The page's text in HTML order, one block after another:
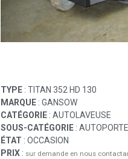
TYPE : TITAN 352 HD 130
MARQUE : GANSOW
CATÉGORIE : AUTOLAVEUSE
SOUS-CATÉGORIE :
ÉTAT : OCCASION
PRIX : sur demande en nous